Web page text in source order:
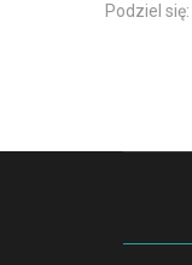
Podziel się: